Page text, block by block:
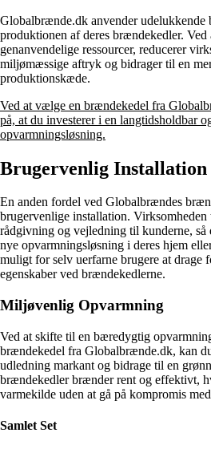
Globalbrænde.dk anvender udelukkende
produktionen af deres brændekedler.
genanvendelige ressourcer, reducerer
miljømæssige aftryk og bidrager til en
produktionskæde.
Ved at vælge en brændekedel fra
på, at du investerer i en langtidsholdbar
opvarmningsløsning.
Brugervenlig Installation
En anden fordel ved Globalbrændes
brugervenlige installation.
rådgivning og vejledning til kunderne, så
nye opvarmningsløsning i deres hjem
muligt for selv uerfarne brugere at drage
egenskaber ved brændekedlerne.
Miljøvenlig Opvarmning
Ved at skifte til en bæredygtig
brændekedel fra Globalbrænde.dk, kan
udledning markant og bidrage til en
brændekedler brænder rent og effektivt,
varmekilde uden at gå på kompromis
Samlet Set